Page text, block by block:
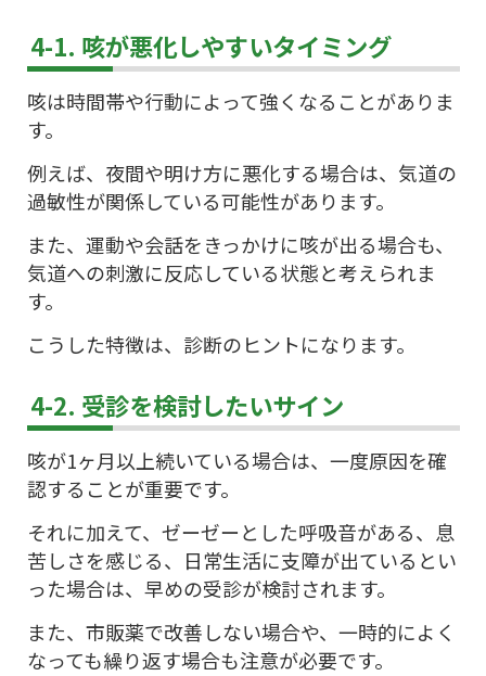
4-1. 咳が悪化しやすいタイミング
咳は時間帯や行動によって強くなることがありま
す。
例えば、夜間や明け方に悪化する場合は、気道の
過敏性が関係している可能性があります。
また、運動や会話をきっかけに咳が出る場合も、
気道への刺激に反応している状態と考えられま
す。
こうした特徴は、診断のヒントになります。
4-2. 受診を検討したいサイン
咳が1ヶ月以上続いている場合は、一度原因を確
認することが重要です。
それに加えて、ゼーゼーとした呼吸音がある、息
苦しさを感じる、日常生活に支障が出ているとい
った場合は、早めの受診が検討されます。
また、市販薬で改善しない場合や、一時的によく
なっても繰り返す場合も注意が必要です。